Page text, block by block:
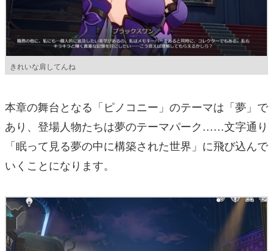
きれいな肩してんね
本章の舞台となる「ピノコニー」のテーマは「夢」で
あり、登場人物たちは夢のテーマパーク……文字通り
「眠って見る夢の中に構築された世界」に飛び込んで
いくことになります。